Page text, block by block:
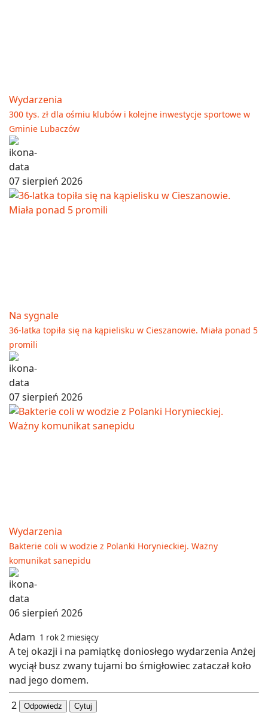
Wydarzenia
300 tys. zł dla ośmiu klubów i kolejne inwestycje sportowe w
Gminie Lubaczów
07 sierpień 2026
Na sygnale
36-latka topiła się na kąpielisku w Cieszanowie. Miała ponad 5
promili
07 sierpień 2026
Wydarzenia
Bakterie coli w wodzie z Polanki Horynieckiej. Ważny
komunikat sanepidu
06 sierpień 2026
Adam 1 rok 2 miesięcy
A tej okazji i na pamiątkę doniosłego wydarzenia Anżej
wyciął busz zwany tujami bo śmigłowiec zataczał koło
nad jego domem.
2
Odpowiedz Cytuj